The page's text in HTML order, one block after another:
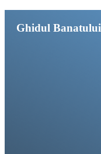
Ghidul Banatului